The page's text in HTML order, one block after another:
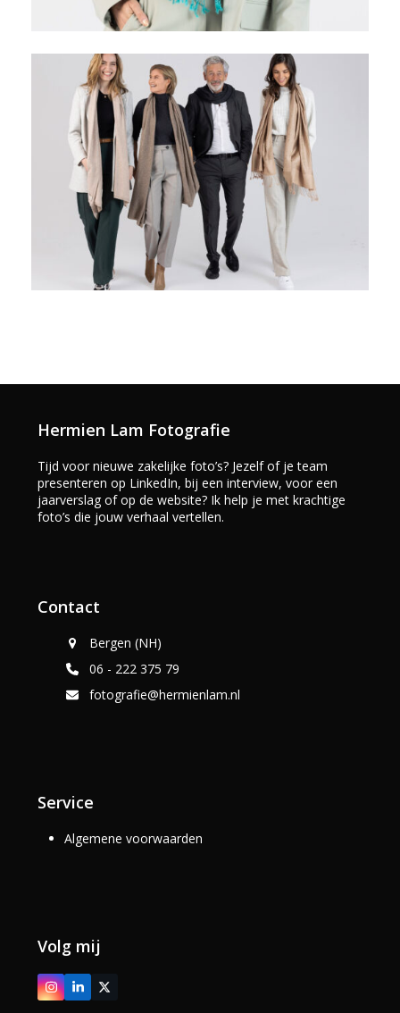
Hermien Lam Fotografie
Tijd voor nieuwe zakelijke foto’s? Jezelf of je team
presenteren op LinkedIn, bij een interview, voor een
jaarverslag of op de website? Ik help je met krachtige
foto’s die jouw verhaal vertellen.
Contact
Bergen (NH)
06 - 222 375 79
fotografie@hermienlam.nl
Service
Algemene voorwaarden
Volg mij
Instagram
LinkedInTwitter